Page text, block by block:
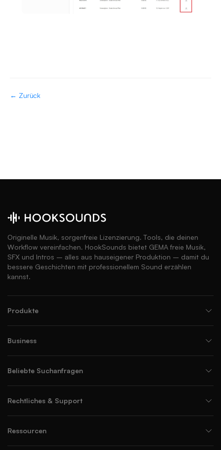
← Zurück
Originelle Musik, sorgenfreie Lizenzierung. Tools, die deinen
Workflow vereinfachen. HookSounds bietet GEMA freie Musik,
SFX und Intros – alles aus hauseigener Produktion – damit du
bessere Geschichten mit professionellem Sound erzählen
kannst.
Produkte
Business
Beliebte Suchanfragen
Rechtliches & Support
Ressourcen